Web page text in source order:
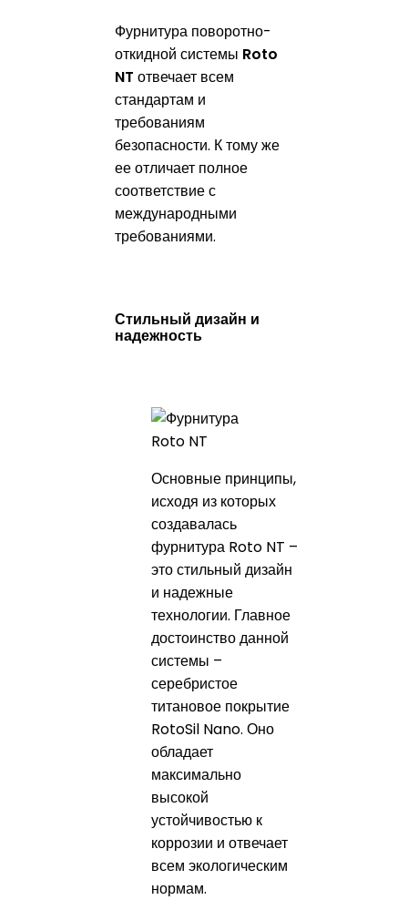
Фурнитура поворотно-
откидной системы Roto
NT отвечает всем
стандартам и
требованиям
безопасности. К тому же
ее отличает полное
соответствие с
международными
требованиями.
Стильный дизайн и
надежность
Основные принципы,
исходя из которых
создавалась
фурнитура Roto NT –
это стильный дизайн
и надежные
технологии. Главное
достоинство данной
системы –
серебристое
титановое покрытие
RotoSil Nano. Оно
обладает
максимально
высокой
устойчивостью к
коррозии и отвечает
всем экологическим
нормам.